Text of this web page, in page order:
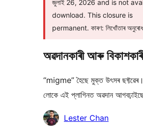
জুলাই 26, 2026 and is not
download. This closure is
permanent. কাৰণ: লিখোঁতাৰ
অৱদানকাৰী আৰু
“migme” হৈছে মুক্ত উৎসৰ
লোকে এই প্লাগিনত অৱদান
অৱদানকাৰীসকলLester Chan